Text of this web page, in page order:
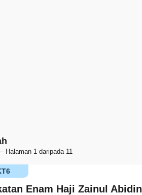
Halaman 1 daripada 11
Enam Haji Zainul Abidin